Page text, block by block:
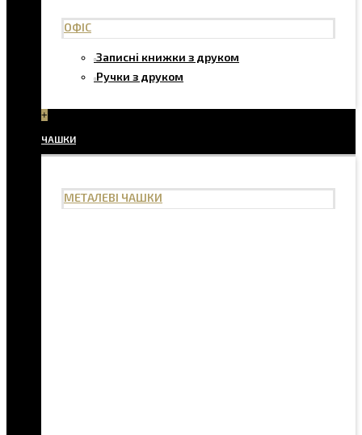
ОФІС
Записні книжки з друком
Ручки з друком
+
ЧАШКИ
МЕТАЛЕВІ ЧАШКИ